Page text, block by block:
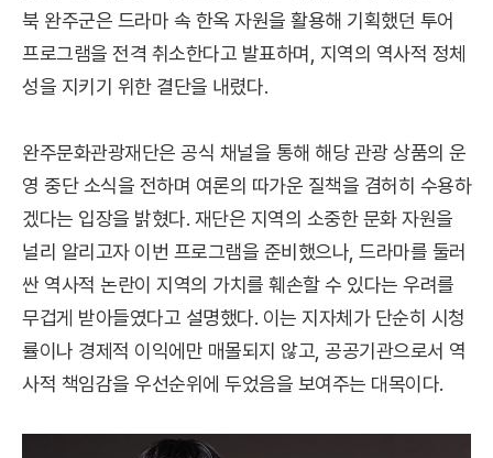
북 완주군은 드라마 속 한옥 자원을 활용해 기획했던 투어
프로그램을 전격 취소한다고 발표하며, 지역의 역사적 정체
성을 지키기 위한 결단을 내렸다.
완주문화관광재단은 공식 채널을 통해 해당 관광 상품의 운
영 중단 소식을 전하며 여론의 따가운 질책을 겸허히 수용하
겠다는 입장을 밝혔다. 재단은 지역의 소중한 문화 자원을
널리 알리고자 이번 프로그램을 준비했으나, 드라마를 둘러
싼 역사적 논란이 지역의 가치를 훼손할 수 있다는 우려를
무겁게 받아들였다고 설명했다. 이는 지자체가 단순히 시청
률이나 경제적 이익에만 매몰되지 않고, 공공기관으로서 역
사적 책임감을 우선순위에 두었음을 보여주는 대목이다.